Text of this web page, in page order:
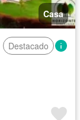
Casa
Destacado